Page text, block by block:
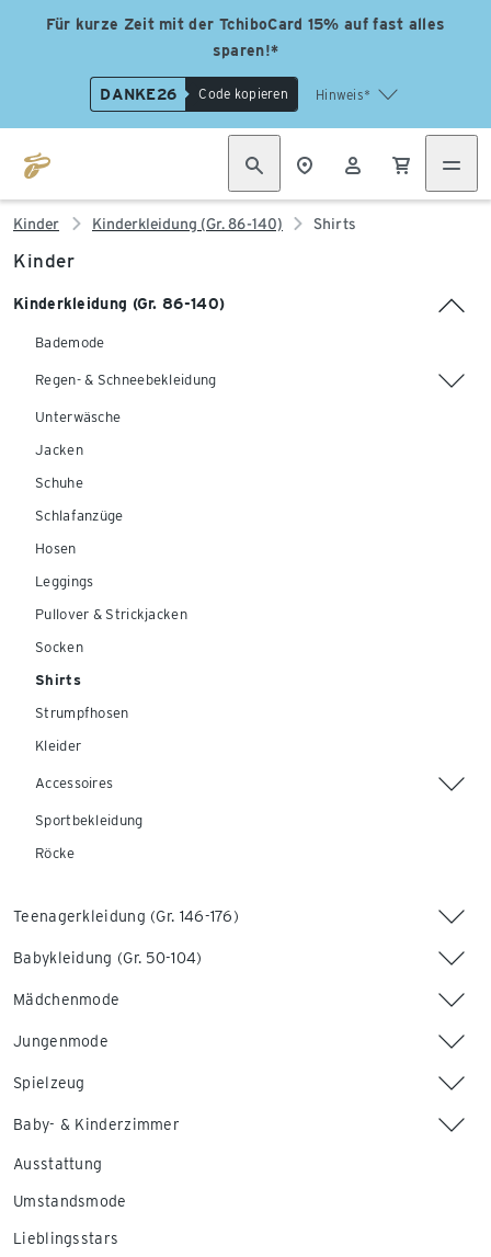
Für kurze Zeit mit der TchiboCard 15% auf fast alles
sparen!*
DANKE26 Code kopieren Hinweis*
Kinder Kinderkleidung (Gr. 86-140) Shirts
Kinder
Kinderkleidung (Gr. 86-140)
Bademode
Regen- & Schneebekleidung
Unterwäsche
Jacken
Schuhe
Schlafanzüge
Hosen
Leggings
Pullover & Strickjacken
Socken
Shirts
Strumpfhosen
Kleider
Accessoires
Sportbekleidung
Röcke
Teenagerkleidung (Gr. 146-176)
Babykleidung (Gr. 50-104)
Mädchenmode
Jungenmode
Spielzeug
Baby- & Kinderzimmer
Ausstattung
Umstandsmode
Lieblingsstars